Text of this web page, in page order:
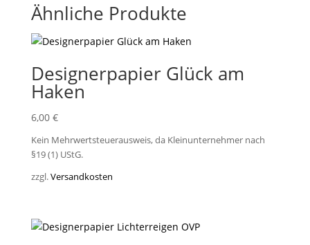
Ähnliche Produkte
Designerpapier Glück am
Haken
6,00 €
Kein Mehrwertsteuerausweis, da Kleinunternehmer nach
§19 (1) UStG.
zzgl.Versandkosten